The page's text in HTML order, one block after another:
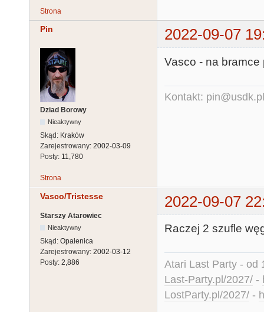
Strona
Pin 2022-09-07
Dziad Borowy
Nieaktywny
Skąd: Kraków
Zarejestrowany: 2002-03-09
Posty: 11,780
Vasco - na
Kontakt: pin@usdk.pl
Strona
Vasco/Tristesse 2022-09-07
Starszy Atarowiec
Nieaktywny
Skąd: Opalenica
Zarejestrowany: 2002-03-12
Posty: 2,886
Raczej 2 szufle
Atari Last Party - od
Last-Party.pl/2027/ -
LostParty.pl/2027/ -